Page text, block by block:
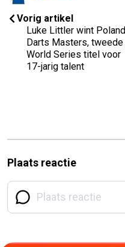
Vorig artikel
Luke Littler wint Poland
Darts Masters, tweede
World Series titel voor
17-jarig talent
Plaats reactie